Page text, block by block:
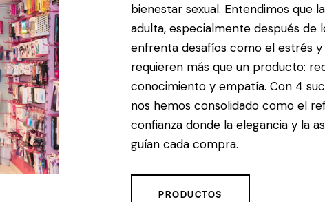
bienestar sexual. Entendimos que
adulta, especialmente después de
enfrenta desafíos como el estrés y
requieren más que un producto:
conocimiento y empatía. Con 4
nos hemos consolidado como el
confianza donde la elegancia y la
guían cada compra.
PRODUCTOS